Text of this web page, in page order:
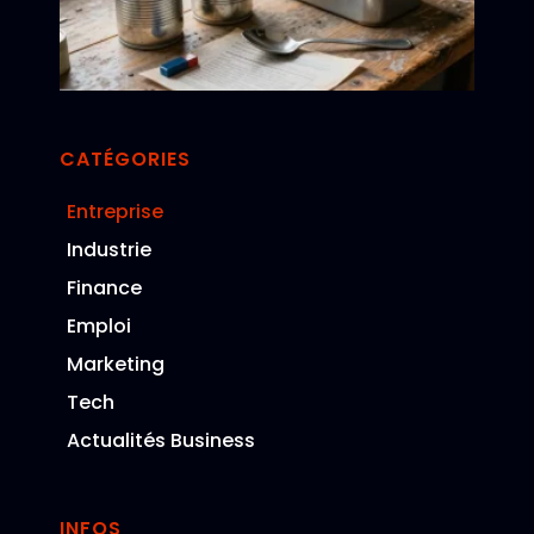
CATÉGORIES
Entreprise
Industrie
Finance
Emploi
Marketing
Tech
Actualités Business
INFOS